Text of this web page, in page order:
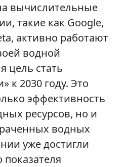
вычислительные
такие как Google,
активно работают
водной
цель стать
к 2030 году. Это
эффективность
ресурсов, но и
водных
уже достигли